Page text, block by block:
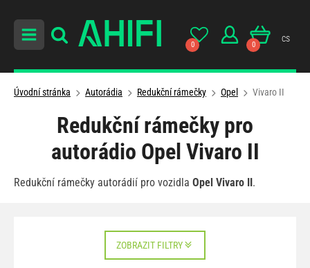
0 0
cs
Úvodní stránka Autorádia Redukční rámečky Opel Vivaro II
Redukční rámečky pro
autorádio Opel Vivaro II
Redukční rámečky autorádií pro vozidla Opel Vivaro II.
ZOBRAZIT FILTRY